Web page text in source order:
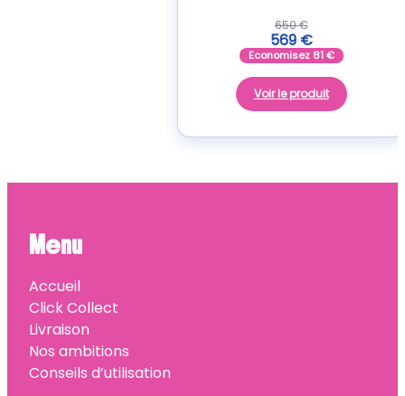
650€
569 €
Economisez 81€
Voir le produit
Menu
Accueil
Click Collect
Livraison
Nos ambitions
Conseils d’utilisation